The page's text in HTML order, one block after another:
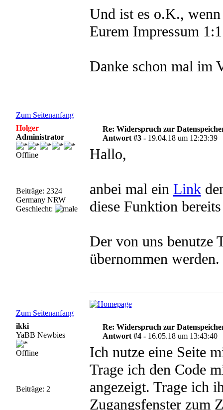
Und ist es o.K., wenn
Eurem Impressum
Danke schon mal im
Zum Seitenanfang
Holger
Administrator
Offline
Beiträge: 2324
Germany NRW
Geschlecht:
Re: Widerspruch zur
Antwort #3 - 19.04.18 um 12:23:39
Hallo,
anbei mal ein Link
diese Funktion
Der von uns benutze
übernommen werden.
Zum Seitenanfang
ikki
YaBB Newbies
Offline
Beiträge: 2
Re: Widerspruch zur
Antwort #4 - 16.05.18 um 13:43:40
Ich nutze eine Seite
Trage ich den Code
angezeigt. Trage ich
Zugangsfenster zum